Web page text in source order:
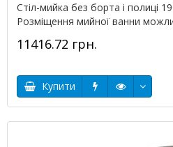
Стіл-мийка без борта і полиці
Розміщення мийної ванни
11416.72 грн.
Купити